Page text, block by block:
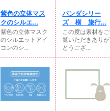
紫色の立体マス
クのシルエ...
紫色の立体マスク
のシルエットアイ
コンのシ...
パンダシリー
ズ 横 旅行...
この度は素材をご
覧いただきありが
とうござ...